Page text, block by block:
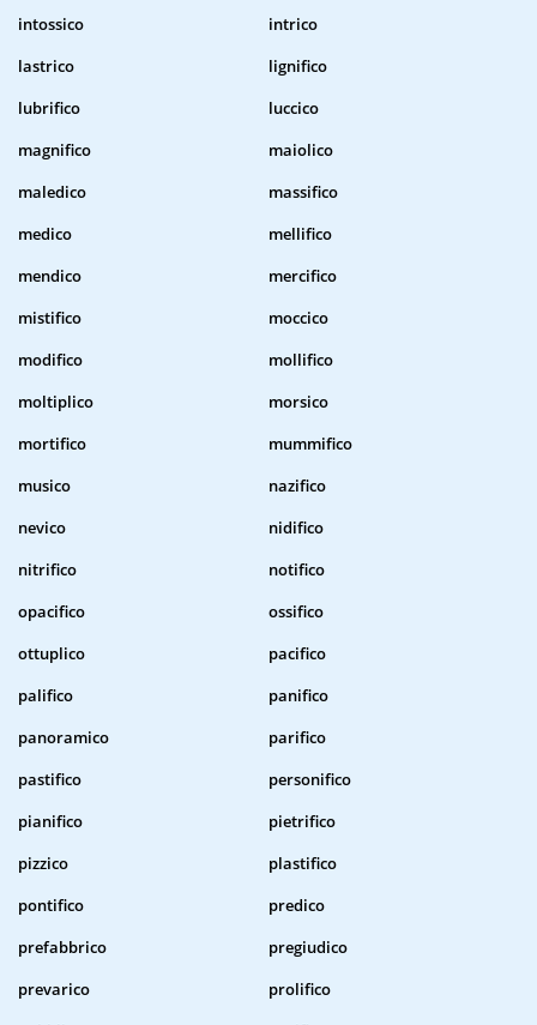
intossico
intrico
lastrico
lignifico
lubrifico
luccico
magnifico
maiolico
maledico
massifico
medico
mellifico
mendico
mercifico
mistifico
moccico
modifico
mollifico
moltiplico
morsico
mortifico
mummifico
musico
nazifico
nevico
nidifico
nitrifico
notifico
opacifico
ossifico
ottuplico
pacifico
palifico
panifico
panoramico
parifico
pastifico
personifico
pianifico
pietrifico
pizzico
plastifico
pontifico
predico
prefabbrico
pregiudico
prevarico
prolifico